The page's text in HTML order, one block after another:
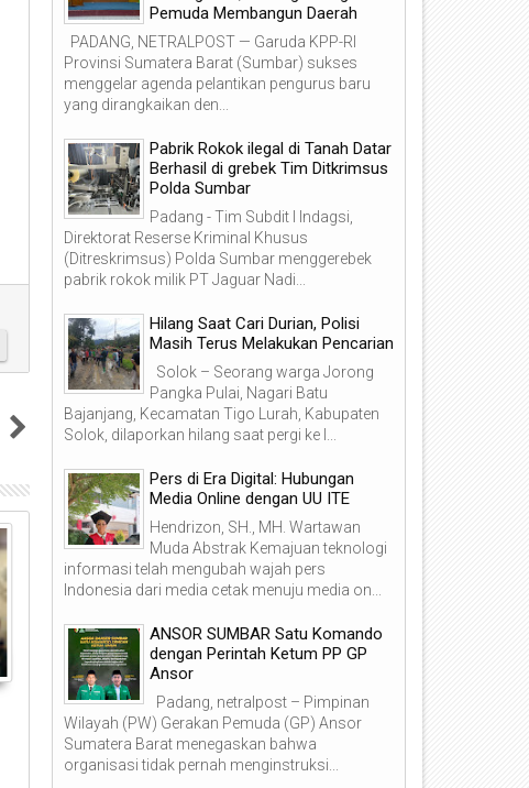
22
Himbauan Tegas Polda Sumbar
kepada Masyarakat: Mari
Bersama Bentengi Generasi Muda
dari Ancaman Narkoba dan LGBT!
18
2026
Negara Rugi Rp34 Miliar,
Kasus Kredit BNI Padang Tak
Berkutik Ditangkap
Pemuda Membangun Daerah
PADANG, NETRALPOST — Garuda KPP-RI
Provinsi Sumatera Barat (Sumbar) sukses
menggelar agenda pelantikan pengurus baru
yang dirangkaikan den...
Pabrik Rokok ilegal di Tanah Datar
Berhasil di grebek Tim Ditkrimsus
Polda Sumbar
Padang - Tim Subdit I Indagsi,
Direktorat Reserse Kriminal Khusus
(Ditreskrimsus) Polda Sumbar menggerebek
pabrik rokok milik PT Jaguar Nadi...
Hilang Saat Cari Durian, Polisi
Masih Terus Melakukan Pencarian
Solok – Seorang warga Jorong
Pangka Pulai, Nagari Batu
Bajanjang, Kecamatan Tigo Lurah, Kabupaten
Solok, dilaporkan hilang saat pergi ke l...
Pers di Era Digital: Hubungan
Media Online dengan UU ITE
Hendrizon, SH., MH. Wartawan
Muda Abstrak Kemajuan teknologi
informasi telah mengubah wajah pers
Indonesia dari media cetak menuju media on...
ANSOR SUMBAR Satu Komando
dengan Perintah Ketum PP GP
Ansor
Padang, netralpost – Pimpinan
Wilayah (PW) Gerakan Pemuda (GP) Ansor
Sumatera Barat menegaskan bahwa
organisasi tidak pernah menginstruksi...